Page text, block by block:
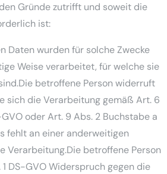
Gründe zutrifft und soweit die
ist:
Daten wurden für solche Zwecke
Weise verarbeitet, für welche sie
betroffene Person widerruft
sich die Verarbeitung gemäß Art. 6
oder Art. 9 Abs. 2 Buchstabe a
fehlt an einer anderweitigen
Verarbeitung.Die betroffene Person
DS-GVO Widerspruch gegen die